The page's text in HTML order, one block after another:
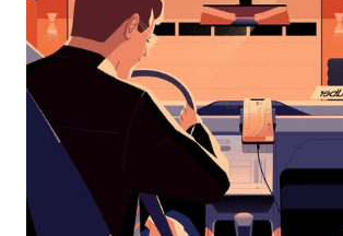
selecionar
uma
data.
Prima
o
botão
o
calendário.